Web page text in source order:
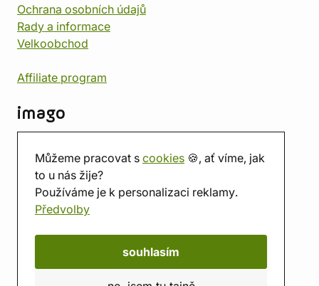
Můžeme pracovat s cookies 🍪, ať víme, jak
to u nás žije?
Používáme je k personalizaci reklamy.
Předvolby
souhlasím
Ochrana osobních údajů
Rady a informace
Velkoobchod
Affiliate program
imago
Prodejna
Herna
O nás
Hodnocení obchodu